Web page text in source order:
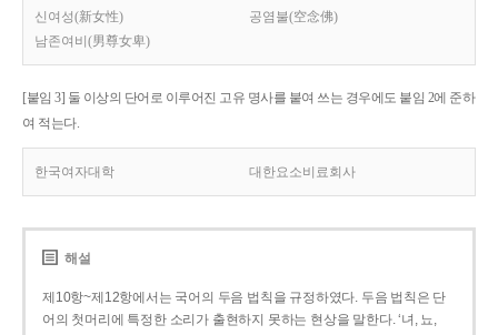
신여성(新女性)
공염불(空念佛)
남존여비(男尊女卑)
[붙임 3] 둘 이상의 단어로 이루어진 고유 명사를 붙여 쓰는 경우에도 붙임 2에 준하
여 적는다.
한국여자대학 대한요소비료회사
해설
제10항~제12항에서는 국어의 두음 법칙을 규정하였다. 두음 법칙은 단
어의 첫머리에 특정한 소리가 출현하지 못하는 현상을 말한다. ‘녀, 뇨,